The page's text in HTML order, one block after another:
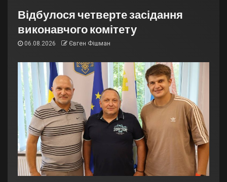
Відбулося четверте засідання
виконавчого комітету
06.08.2026 Євген Фішман